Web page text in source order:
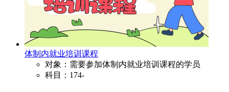
体制内就业培训课程
对象：需要参加体制内就业培训课程的学员
科目：174-